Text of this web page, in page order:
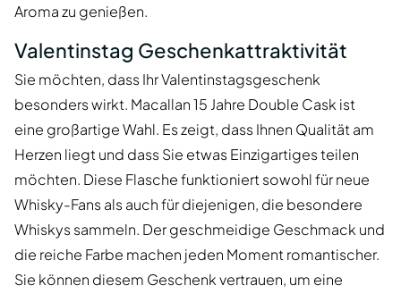
Aroma zu genießen.
Valentinstag Geschenkattraktivität
Sie möchten, dass Ihr Valentinstagsgeschenk
besonders wirkt. Macallan 15 Jahre Double Cask ist
eine großartige Wahl. Es zeigt, dass Ihnen Qualität am
Herzen liegt und dass Sie etwas Einzigartiges teilen
möchten. Diese Flasche funktioniert sowohl für neue
Whisky-Fans als auch für diejenigen, die besondere
Whiskys sammeln. Der geschmeidige Geschmack und
die reiche Farbe machen jeden Moment romantischer.
Sie können diesem Geschenk vertrauen, um eine